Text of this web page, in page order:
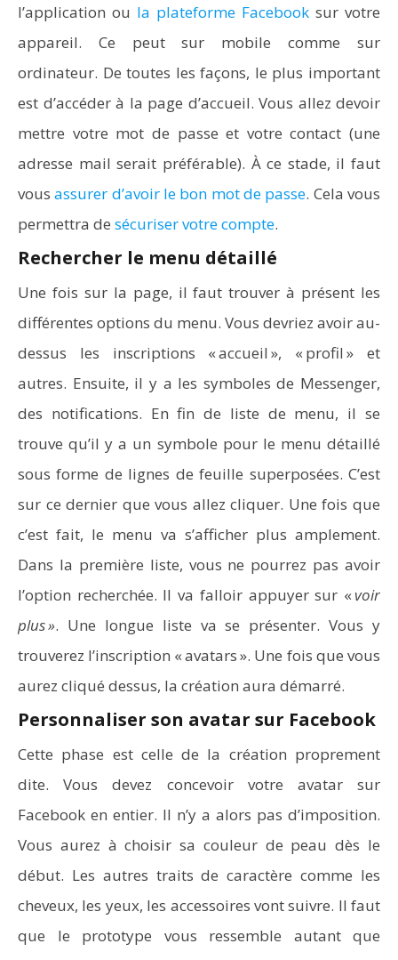
Aspirateurs ECOVACS : Top 9 des meilleurs modèles de
la marque
Comment programmer l’arrêt automatique de son pc
sous Windows 10 ?
Aspirateurs Xiaomi : Top 11 des meilleurs modèles de
l’application ou la plateforme Facebook sur votre
appareil. Ce peut sur mobile comme sur
ordinateur. De toutes les façons, le plus important
est d’accéder à la page d’accueil. Vous allez devoir
mettre votre mot de passe et votre contact (une
adresse mail serait préférable). À ce stade, il faut
vousassurer d’avoir le bon mot de passe. Cela vous
permettra de sécuriser votre compte.
Rechercher le menu détaillé
Une fois sur la page, il faut trouver à présent les
différentes options du menu. Vous devriez avoir au-
dessus les inscriptions « accueil », « profil » et
autres. Ensuite, il y a les symboles de Messenger,
des notifications. En fin de liste de menu, il se
trouve qu’il y a un symbole pour le menu détaillé
sous forme de lignes de feuille superposées. C’est
sur ce dernier que vous allez cliquer. Une fois que
c’est fait, le menu va s’afficher plus amplement.
Dans la première liste, vous ne pourrez pas avoir
l’option recherchée. Il va falloir appuyer sur «voir
plus ». Une longue liste va se présenter. Vous y
trouverez l’inscription « avatars ». Une fois que vous
aurez cliqué dessus, la création aura démarré.
Personnaliser son avatar sur Facebook
Cette phase est celle de la création proprement
dite. Vous devez concevoir votre avatar sur
Facebook en entier. Il n’y a alors pas d’imposition.
Vous aurez à choisir sa couleur de peau dès le
début. Les autres traits de caractère comme les
cheveux, les yeux, les accessoires vont suivre. Il faut
que le prototype vous ressemble autant que